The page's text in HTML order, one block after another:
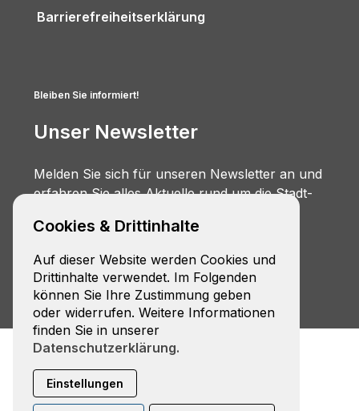
Barrierefreiheitserklärung
Bleiben Sie informiert!
Unser Newsletter
Melden Sie sich für unseren Newsletter an und
erfahren Sie alles Aktuelle rund um die Stadt-
Zweckverband Stadt-Umland-Bahn ·
Cookies & Drittinhalte
Auf dieser Website werden Cookies und
Drittinhalte verwendet. Im Folgenden
können Sie Ihre Zustimmung geben
oder widerrufen. Weitere Informationen
finden Sie in unserer
Datenschutzerklärung.
Einstellungen